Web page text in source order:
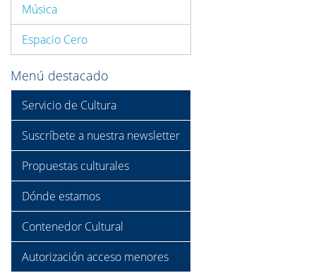
Música
Espacio Cero
Menú destacado
Servicio de Cultura
Suscríbete a nuestra newsletter
Propuestas culturales
Dónde estamos
Contenedor Cultural
Autorización acceso menores